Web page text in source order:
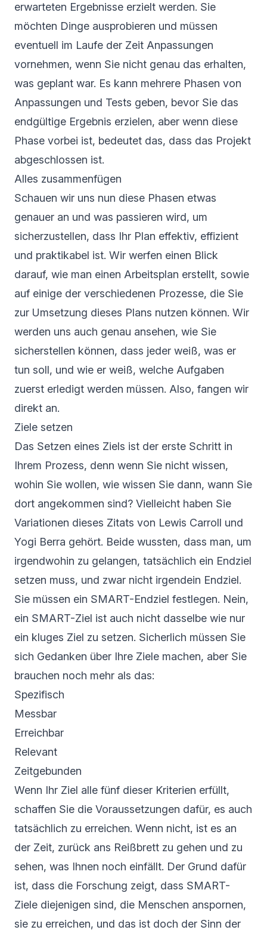
erwarteten Ergebnisse erzielt werden. Sie
möchten Dinge ausprobieren und müssen
eventuell im Laufe der Zeit Anpassungen
vornehmen, wenn Sie nicht genau das erhalten,
was geplant war. Es kann mehrere Phasen von
Anpassungen und Tests geben, bevor Sie das
endgültige Ergebnis erzielen, aber wenn diese
Phase vorbei ist, bedeutet das, dass das Projekt
abgeschlossen ist.
Alles zusammenfügen
Schauen wir uns nun diese Phasen etwas
genauer an und was passieren wird, um
sicherzustellen, dass Ihr Plan effektiv, effizient
und praktikabel ist. Wir werfen einen Blick
darauf, wie man einen Arbeitsplan erstellt, sowie
auf einige der verschiedenen Prozesse, die Sie
zur Umsetzung dieses Plans nutzen können. Wir
werden uns auch genau ansehen, wie Sie
sicherstellen können, dass jeder weiß, was er
tun soll, und wie er weiß, welche Aufgaben
zuerst erledigt werden müssen. Also, fangen wir
direkt an.
Ziele setzen
Das Setzen eines Ziels ist der erste Schritt in
Ihrem Prozess, denn wenn Sie nicht wissen,
wohin Sie wollen, wie wissen Sie dann, wann Sie
dort angekommen sind? Vielleicht haben Sie
Variationen dieses Zitats von Lewis Carroll und
Yogi Berra gehört. Beide wussten, dass man, um
irgendwohin zu gelangen, tatsächlich ein Endziel
setzen muss, und zwar nicht irgendein Endziel.
Sie müssen ein SMART-Endziel festlegen. Nein,
ein SMART-Ziel ist auch nicht dasselbe wie nur
ein kluges Ziel zu setzen. Sicherlich müssen Sie
sich Gedanken über Ihre Ziele machen, aber Sie
brauchen noch mehr als das:
Spezifisch
Messbar
Erreichbar
Relevant
Zeitgebunden
Wenn Ihr Ziel alle fünf dieser Kriterien erfüllt,
schaffen Sie die Voraussetzungen dafür, es auch
tatsächlich zu erreichen. Wenn nicht, ist es an
der Zeit, zurück ans Reißbrett zu gehen und zu
sehen, was Ihnen noch einfällt. Der Grund dafür
ist, dass die Forschung zeigt, dass SMART-
Ziele diejenigen sind, die Menschen anspornen,
sie zu erreichen, und das ist doch der Sinn der